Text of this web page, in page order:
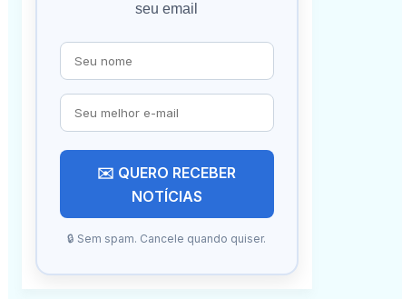
seu email
✉️ QUERO RECEBER
NOTÍCIAS
🔒 Sem spam. Cancele quando quiser.